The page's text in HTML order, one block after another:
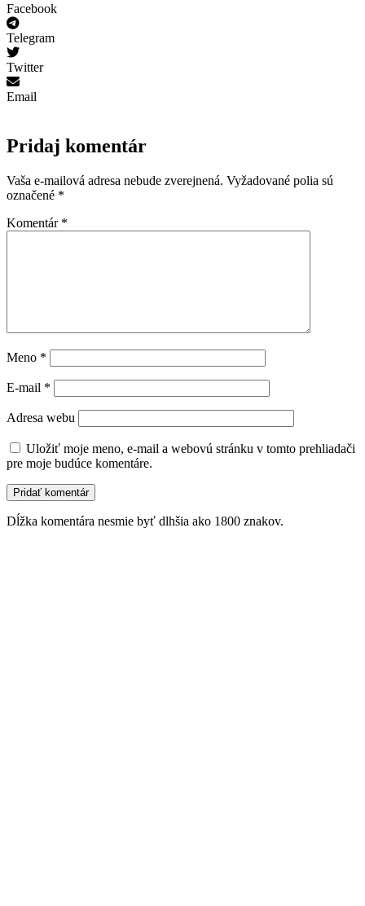
Facebook
Telegram
Twitter
Email
Pridaj komentár
Vaša e-mailová adresa nebude zverejnená. Vyžadované polia sú
označené *
Komentár *
Meno *
E-mail *
Adresa webu
Uložiť moje meno, e-mail a webovú stránku v tomto prehliadači
pre moje budúce komentáre.
Dĺžka komentára nesmie byť dlhšia ako 1800 znakov.